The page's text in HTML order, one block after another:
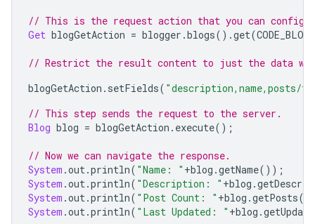
// This is the request action that you can
Get blogGetAction = blogger .blogs().get(
// Restrict the result content to just the data we
blogGetAction . setFields( "description,name,posts/
// This step sends the request to the server.
Blog blog = blogGetAction . execute();
// Now we can navigate the response.
System .out.println( "Name: " +blog .getName());
System .out.println( "Description: " +blog .
System .out.println( "Post Count: " +blog .getPosts
System .out.println( "Last Updated: " +blog .